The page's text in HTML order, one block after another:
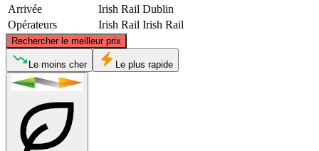
Arrivée
Irish Rail Dublin
Opérateurs
Irish Rail Irish Rail
Rechercher le meilleur prix
©CARTO
Le moins cher Le plus rapide